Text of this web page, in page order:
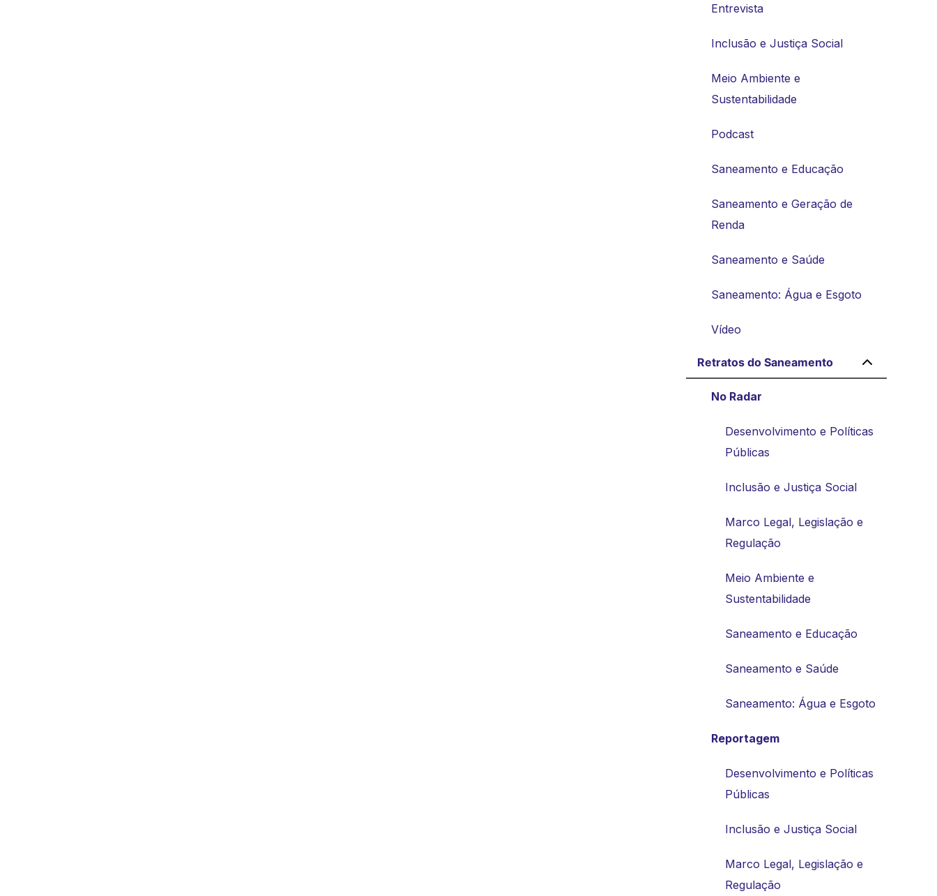
Entrevista
Inclusão e Justiça Social
Meio Ambiente e
Sustentabilidade
Podcast
Saneamento e Educação
Saneamento e Geração de
Renda
Saneamento e Saúde
Saneamento: Água e Esgoto
Vídeo
Retratos do Saneamento
No Radar
Desenvolvimento e Políticas
Públicas
Inclusão e Justiça Social
Marco Legal, Legislação e
Regulação
Meio Ambiente e
Sustentabilidade
Saneamento e Educação
Saneamento e Saúde
Saneamento: Água e Esgoto
Reportagem
Desenvolvimento e Políticas
Públicas
Inclusão e Justiça Social
Marco Legal, Legislação e
Regulação